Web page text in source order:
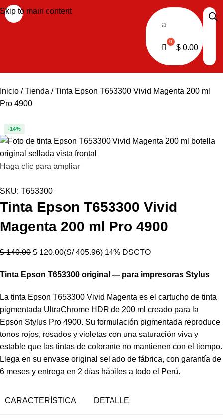
Skip to main content
a
$ 0.00
Inicio Tienda
Tinta Epson T653300 Vivid Magenta 200 ml
Pro 4900
-14%
Haga clic para ampliar
SKU: T653300
Tinta Epson T653300 Vivid
Magenta 200 ml Pro 4900
$140.00 $ 120.00(S/ 405.96) 14% DSCTO
Tinta Epson T653300 original — para impresoras Stylus
La tinta Epson T653300 Vivid Magenta es el cartucho de tinta
pigmentada UltraChrome HDR de 200 ml creado para la
Epson Stylus Pro 4900. Su formulación pigmentada reproduce
tonos rojos, rosados y violetas con una saturación viva y
estable que las tintas de colorante no mantienen con el tiempo.
Llega en su envase original sellado de fábrica, con garantía de
6 meses y entrega en 2 días hábiles a todo el Perú.
CARACTERÍSTICA DETALLE